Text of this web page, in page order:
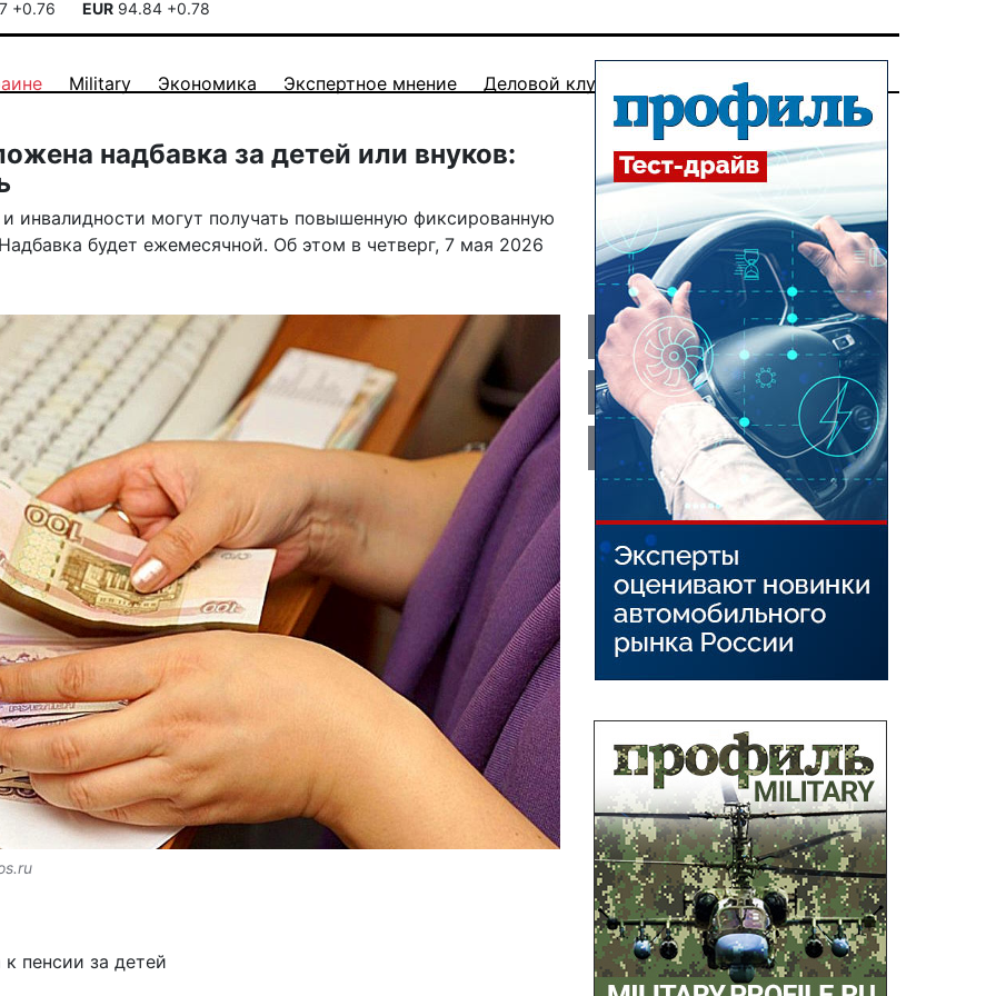
+0.76 EUR 94.84 +0.78
Military Экономика Экспертное мнение Деловой клуб
надбавка за детей или внуков:
инвалидности могут получать повышенную фиксированную
будет ежемесячной. Об этом в четверг, 7 мая 2026
пенсии за детей